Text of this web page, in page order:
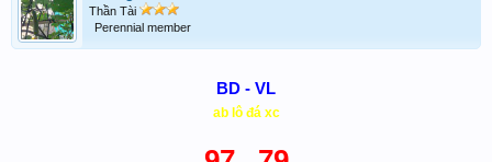
Thần Tài
Perennial member
BD - VL
ab lô đá xc